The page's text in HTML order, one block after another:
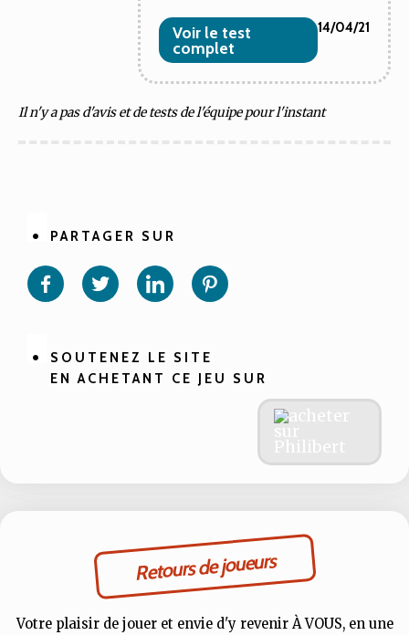
Voir le test
complet
14/04/21
Il n'y a pas d'avis et de tests de l'équipe pour l'instant
PARTAGER SUR
Partager
sur
Partager
sur sur
SOUTENEZ LE SITE
EN ACHETANT CE JEU SUR
Retours de joueurs
Votre plaisir de jouer et envie d'y revenir À VOUS, en une